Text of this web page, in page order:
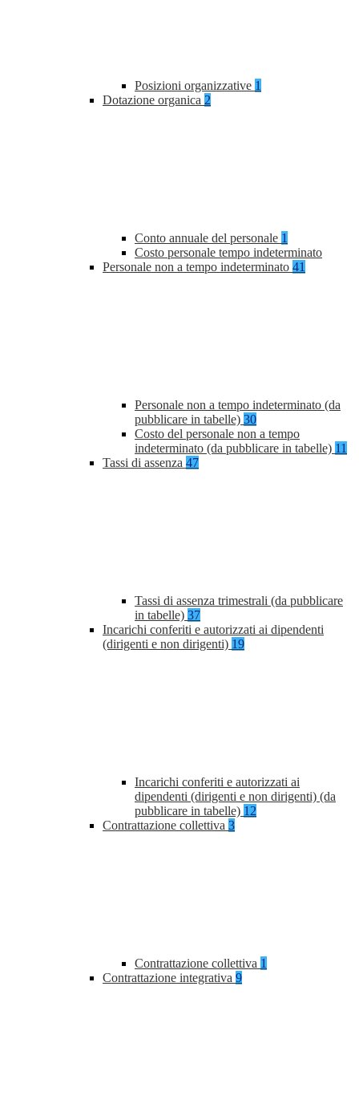
Posizioni organizzative 1
Dotazione organica 2
Conto annuale del personale 1
Costo personale tempo indeterminato
Personale non a tempo indeterminato 41
Personale non a tempo indeterminato (da
pubblicare in tabelle) 30
Costo del personale non a tempo
indeterminato (da pubblicare in tabelle) 11
Tassi di assenza 47
Tassi di assenza trimestrali (da pubblicare
in tabelle) 37
Incarichi conferiti e autorizzati ai dipendenti
(dirigenti e non dirigenti) 19
Incarichi conferiti e autorizzati ai
dipendenti (dirigenti e non dirigenti) (da
pubblicare in tabelle) 12
Contrattazione collettiva 3
Contrattazione collettiva 1
Contrattazione integrativa 9